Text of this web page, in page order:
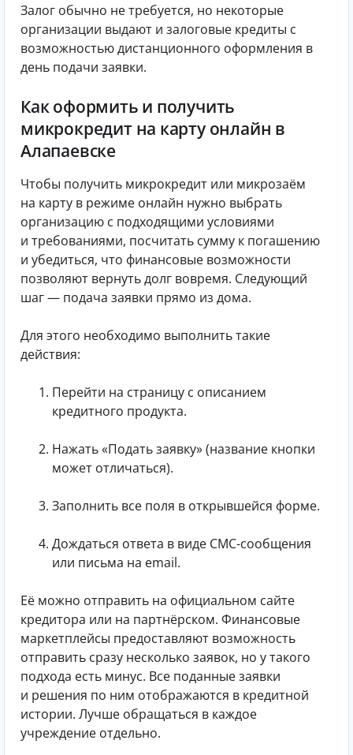
Залог обычно не требуется, но некоторые
организации выдают и залоговые кредиты с
возможностью дистанционного оформления в
день подачи заявки.
Как оформить и получить
микрокредит на карту онлайн в
Алапаевске
Чтобы получить микрокредит или микрозаём
на карту в режиме онлайн нужно выбрать
организацию с подходящими условиями
и требованиями, посчитать сумму к погашению
и убедиться, что финансовые возможности
позволяют вернуть долг вовремя. Следующий
шаг — подача заявки прямо из дома.
Для этого необходимо выполнить такие
действия:
Перейти на страницу с описанием
кредитного продукта.
Нажать «Подать заявку» (название кнопки
может отличаться).
Заполнить все поля в открывшейся форме.
Дождаться ответа в виде СМС-сообщения
или письма на email.
Её можно отправить на официальном сайте
кредитора или на партнёрском. Финансовые
маркетплейсы предоставляют возможность
отправить сразу несколько заявок, но у такого
подхода есть минус. Все поданные заявки
и решения по ним отображаются в кредитной
истории. Лучше обращаться в каждое
учреждение отдельно.